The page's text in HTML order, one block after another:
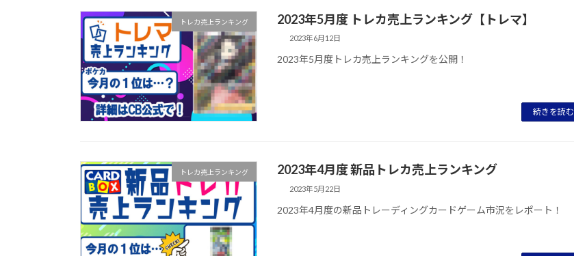
トレカ売上ランキング 2023年5月度 トレカ売上ランキング【トレマ】
2023年6月12日
2023年5月度トレカ売上ランキングを公開！
続きを読む
トレカ売上ランキング 2023年4月度 新品トレカ売上ランキング
2023年5月22日
2023年4月度の新品トレーディングカードゲーム市況をレポート！